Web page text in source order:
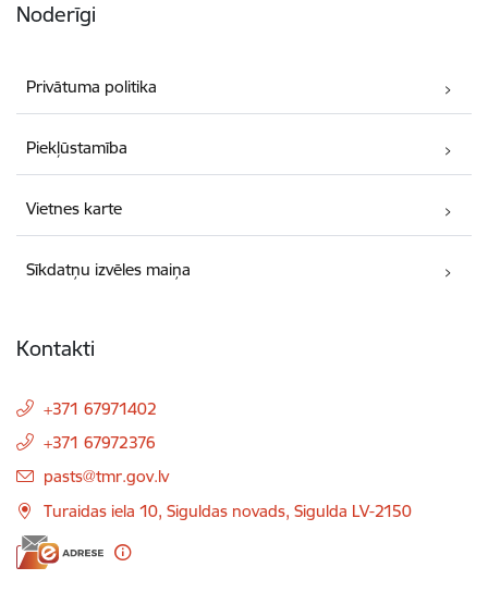
Noderīgi
Privātuma politika
Piekļūstamība
Vietnes karte
Sīkdatņu izvēles maiņa
Kontakti
+371 67971402
+371 67972376
E-pasts:
pasts@tmr.gov.lv
Turaidas iela 10, Siguldas novads, Sigulda LV-2150